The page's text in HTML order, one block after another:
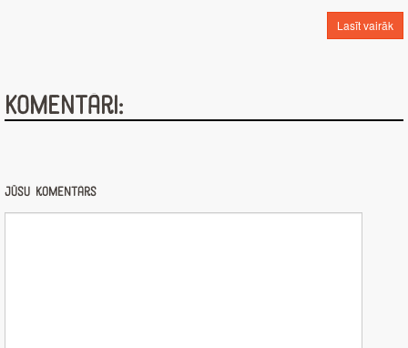
Lasīt vairāk
Komentāri:
Jūsu komentārs